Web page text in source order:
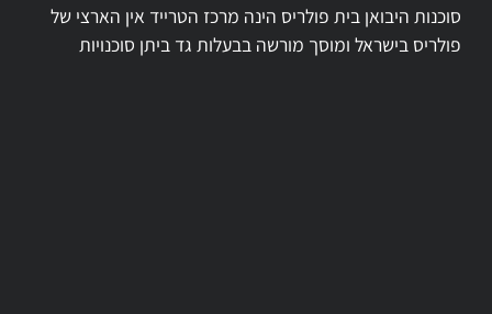
סוכנות היבואן בית פולריס הינה מרכז הטרייד אין הארצי של
פולריס בישראל ומוסך מורשה בבעלות גד ביתן סוכנויות